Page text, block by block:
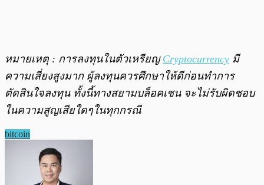
หมายเหตุ : การลงทุนในตัวเหรียญ Cryptocurrency มี
ความเสี่ยงสูงมาก ผู้ลงทุนควรศึกษาให้ดีก่อนทำการ
ตัดสินใจลงทุน ทั้งนี้ทางสยามบล็อคเชน จะไม่รับผิดชอบ
ในความสูญเสียใดๆในทุกกรณี
bitcoin